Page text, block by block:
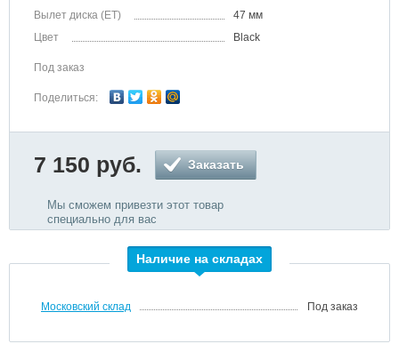
Вылет диска (ET)
47 мм
Цвет
Black
Под заказ
Поделиться:
7 150 руб. Заказать
Мы сможем привезти этот товар
специально для вас
Наличие на складах
Московский склад Под заказ